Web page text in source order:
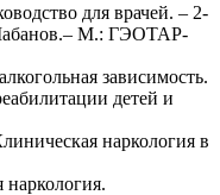
для врачей. – 2-
М.: ГЭОТАР-
зависимость.
детей и
наркология в